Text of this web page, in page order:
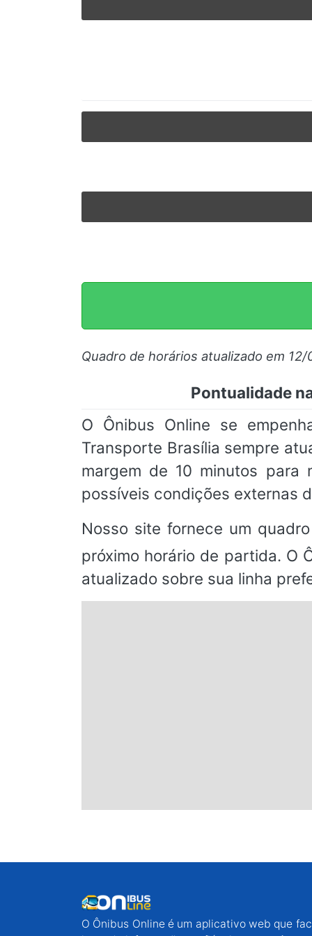
Quadro de horários atualizado em
Pontualidade
O Ônibus Online se
Transporte Brasília sempre
margem de 10 minutos para
possíveis condições externas
Nosso site fornece um
próximo horário de partida. O
atualizado sobre sua linha
O Ônibus Online é um aplicativo web que